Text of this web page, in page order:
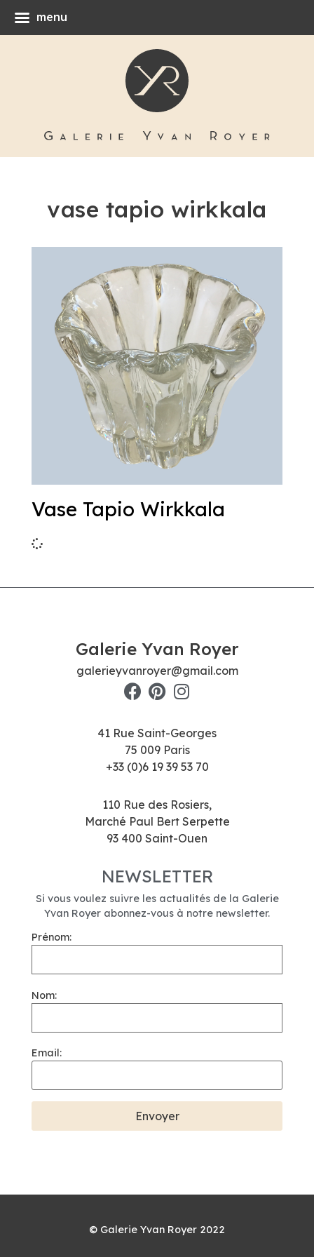
vase tapio wirkkala
Vase Tapio Wirkkala
Galerie Yvan Royer
galerieyvanroyer@gmail.com
41 Rue Saint-Georges
75 009 Paris
+33 (0)6 19 39 53 70
110 Rue des Rosiers,
Marché Paul Bert Serpette
93 400 Saint-Ouen
NEWSLETTER
Si vous voulez suivre les actualités de la Galerie
Yvan Royer abonnez-vous à notre newsletter.
Prénom:
Nom:
Email:
© Galerie Yvan Royer 2022
menu